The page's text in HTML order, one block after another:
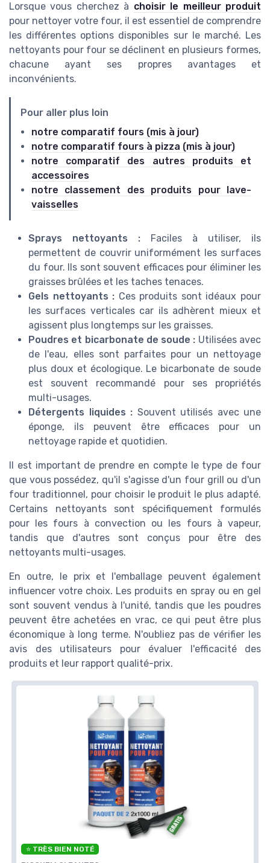
Lorsque vous cherchez à choisir le meilleur produit
pour nettoyer votre four, il est essentiel de comprendre
les différentes options disponibles sur le marché. Les
nettoyants pour four se déclinent en plusieurs formes,
chacune ayant ses propres avantages et
inconvénients.
Pour aller plus loin
notre comparatif fours (mis à jour)
notre comparatif fours à pizza (mis à jour)
notre comparatif des autres produits et
accessoires
notre classement des produits pour lave-
vaisselles
Sprays nettoyants : Faciles à utiliser, ils
permettent de couvrir uniformément les surfaces
du four. Ils sont souvent efficaces pour éliminer les
graisses brûlées et les taches tenaces.
Gels nettoyants : Ces produits sont idéaux pour
les surfaces verticales car ils adhèrent mieux et
agissent plus longtemps sur les graisses.
Poudres et bicarbonate de soude : Utilisées avec
de l'eau, elles sont parfaites pour un nettoyage
plus doux et écologique. Le bicarbonate de soude
est souvent recommandé pour ses propriétés
multi-usages.
Détergents liquides : Souvent utilisés avec une
éponge, ils peuvent être efficaces pour un
nettoyage rapide et quotidien.
Il est important de prendre en compte le type de four
que vous possédez, qu'il s'agisse d'un four grill ou d'un
four traditionnel, pour choisir le produit le plus adapté.
Certains nettoyants sont spécifiquement formulés
pour les fours à convection ou les fours à vapeur,
tandis que d'autres sont conçus pour être des
nettoyants multi-usages.
En outre, le prix et l'emballage peuvent également
influencer votre choix. Les produits en spray ou en gel
sont souvent vendus à l'unité, tandis que les poudres
peuvent être achetées en vrac, ce qui peut être plus
économique à long terme. N'oubliez pas de vérifier les
avis des utilisateurs pour évaluer l'efficacité des
produits et leur rapport qualité-prix.
⭐ TRÈS BIEN NOTÉ